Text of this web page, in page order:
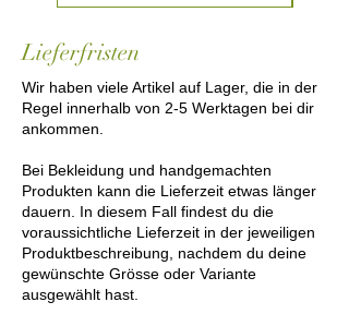
Lieferfristen
Wir haben viele Artikel auf Lager, die in der
Regel innerhalb von 2-5 Werktagen bei dir
ankommen.
Bei Bekleidung und handgemachten
Produkten kann die Lieferzeit etwas länger
dauern. In diesem Fall findest du die
voraussichtliche Lieferzeit in der jeweiligen
Produktbeschreibung, nachdem du deine
gewünschte Grösse oder Variante
ausgewählt hast.